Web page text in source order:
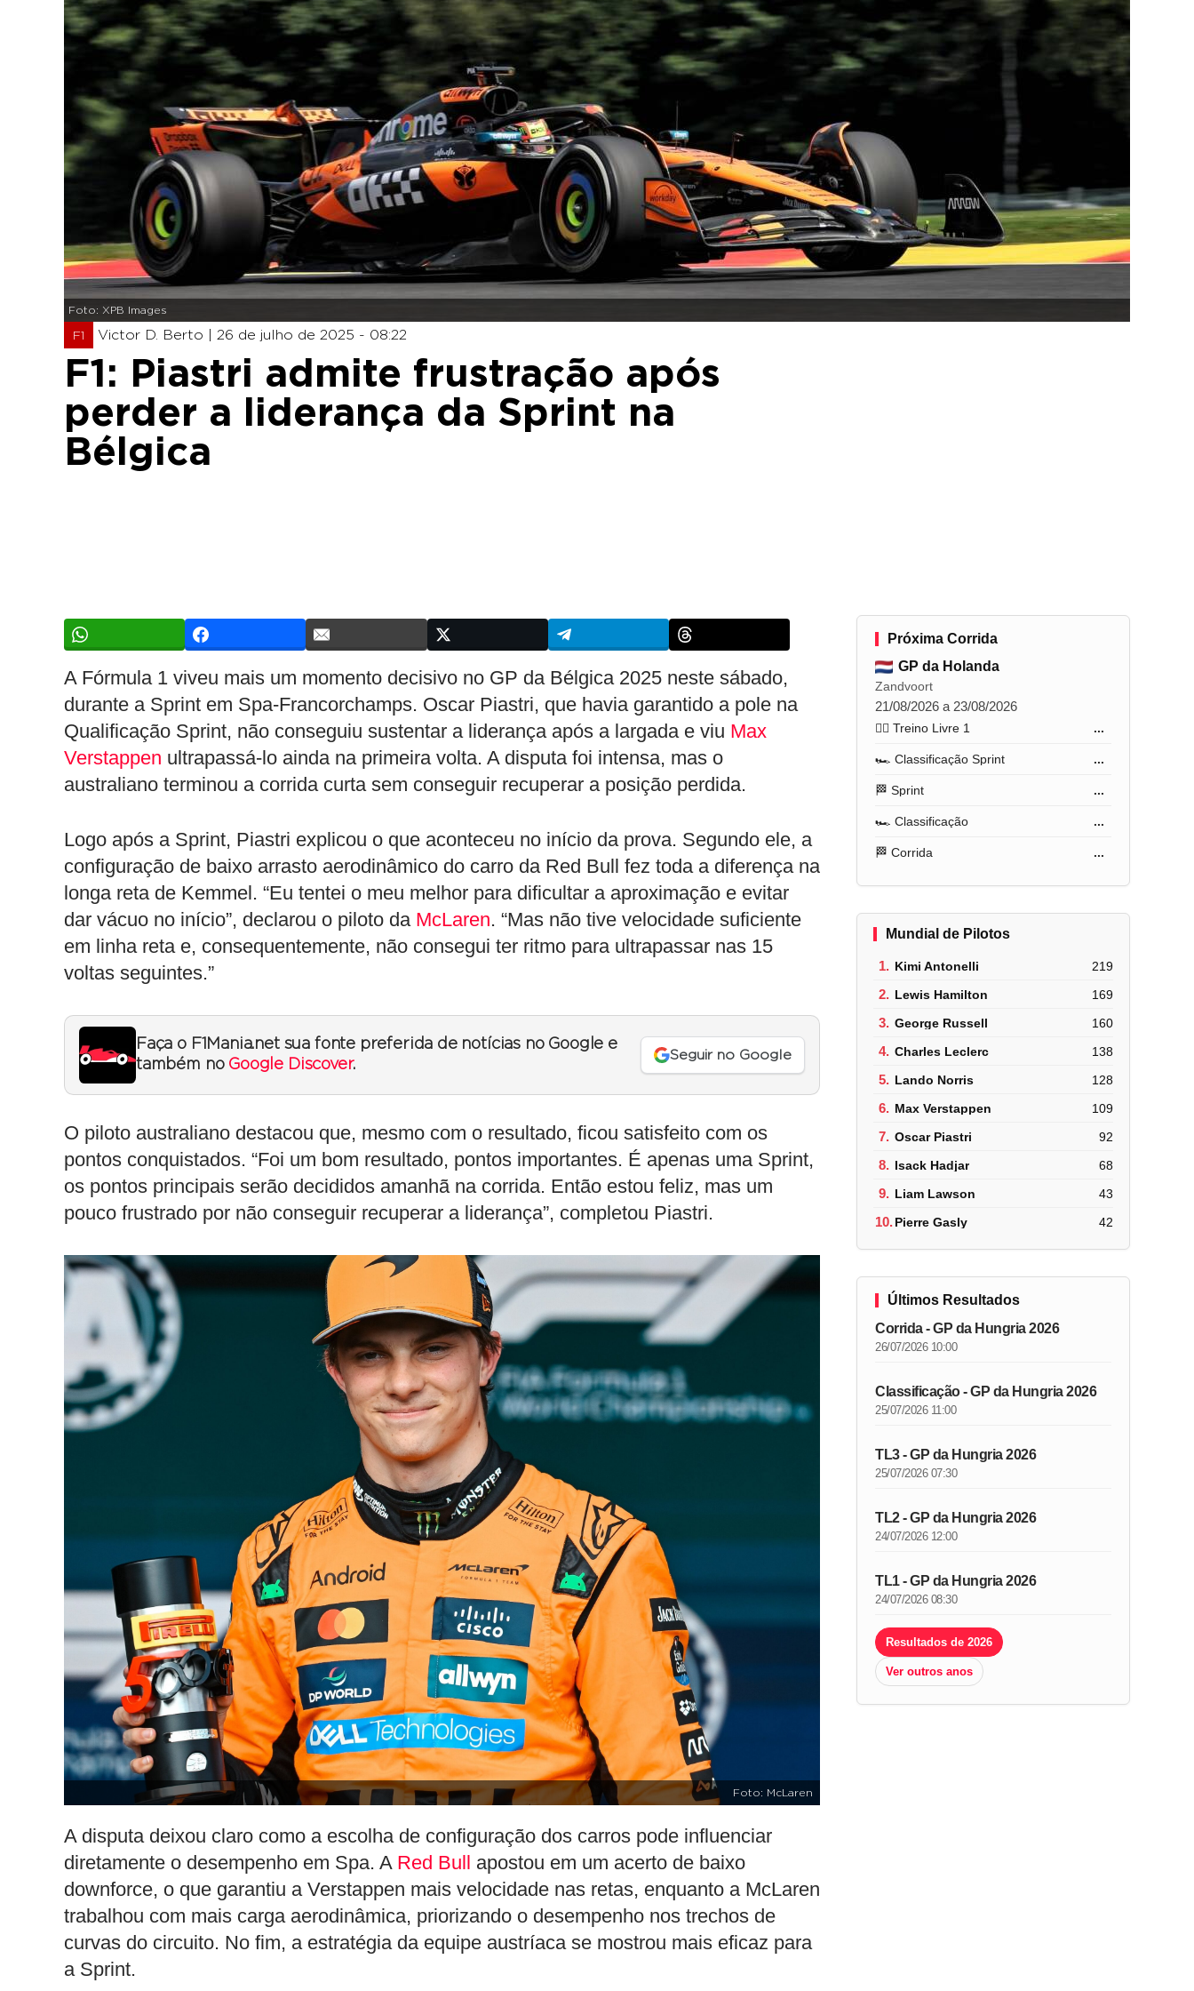
Foto: XPB Images
F1 Victor D. Berto | 26 de julho de 2025 - 08:22
F1: Piastri admite frustração após
perder a liderança da Sprint na
Bélgica
A Fórmula 1 viveu mais um momento decisivo no GP da Bélgica 2025 neste sábado,
durante a Sprint em Spa-Francorchamps. Oscar Piastri, que havia garantido a pole na
Qualificação Sprint, não conseguiu sustentar a liderança após a largada e viu Max
Verstappen ultrapassá-lo ainda na primeira volta. A disputa foi intensa, mas o
australiano terminou a corrida curta sem conseguir recuperar a posição perdida.
Logo após a Sprint, Piastri explicou o que aconteceu no início da prova. Segundo ele, a
configuração de baixo arrasto aerodinâmico do carro da Red Bull fez toda a diferença na
longa reta de Kemmel. “Eu tentei o meu melhor para dificultar a aproximação e evitar
dar vácuo no início”, declarou o piloto da McLaren. “Mas não tive velocidade suficiente
em linha reta e, consequentemente, não consegui ter ritmo para ultrapassar nas 15
voltas seguintes.”
Faça o F1Mania.net sua fonte preferida de notícias no Google e
também no Google Discover.
Seguir no Google
O piloto australiano destacou que, mesmo com o resultado, ficou satisfeito com os
pontos conquistados. “Foi um bom resultado, pontos importantes. É apenas uma Sprint,
os pontos principais serão decididos amanhã na corrida. Então estou feliz, mas um
pouco frustrado por não conseguir recuperar a liderança”, completou Piastri.
Foto: McLaren
A disputa deixou claro como a escolha de configuração dos carros pode influenciar
diretamente o desempenho em Spa. A Red Bull
apostou em um acerto de baixo
downforce, o que garantiu a Verstappen mais velocidade nas retas, enquanto a McLaren
trabalhou com mais carga aerodinâmica, priorizando o desempenho nos trechos de
curvas do circuito. No fim, a estratégia da equipe austríaca se mostrou mais eficaz para
a Sprint.
Próxima Corrida
GP da Holanda
Zandvoort
21/08/2026 a 23/08/2026
🏋️‍♂️ Treino Livre 1 ...
🏎️ Classificação Sprint ...
🏁 Sprint ...
🏎️ Classificação ...
🏁 Corrida ...
Mundial de Pilotos
1. Kimi Antonelli 219
2. Lewis Hamilton 169
3. George Russell 160
4. Charles Leclerc 138
5. Lando Norris 128
6. Max Verstappen 109
7. Oscar Piastri 92
8. Isack Hadjar 68
9. Liam Lawson 43
10.Pierre Gasly 42
Últimos Resultados
Corrida - GP da Hungria 2026
26/07/2026 10:00
Classificação - GP da Hungria 2026
25/07/2026 11:00
TL3 - GP da Hungria 2026
25/07/2026 07:30
TL2 - GP da Hungria 2026
24/07/2026 12:00
TL1 - GP da Hungria 2026
24/07/2026 08:30
Resultados de 2026
Ver outros anos